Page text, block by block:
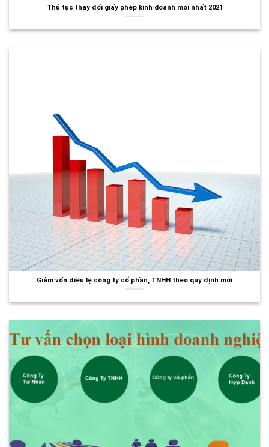
Thủ tục thay đổi giấy phép kinh doanh mới nhất 2021
Giảm vốn điều lệ công ty cổ phần, TNHH theo quy định mới